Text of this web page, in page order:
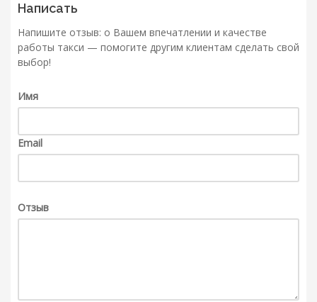
Написать
Напишите отзыв: о Вашем впечатлении и качестве
работы такси — помогите другим клиентам сделать свой
выбор!
Имя
Email
Отзыв